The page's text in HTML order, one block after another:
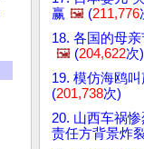
赢 🖼️ (211,776
18. 各国的母
🖼️ (204,622次)
19. 模仿海鸥
(201,738次)
20. 山西车祸
责任方背景炸